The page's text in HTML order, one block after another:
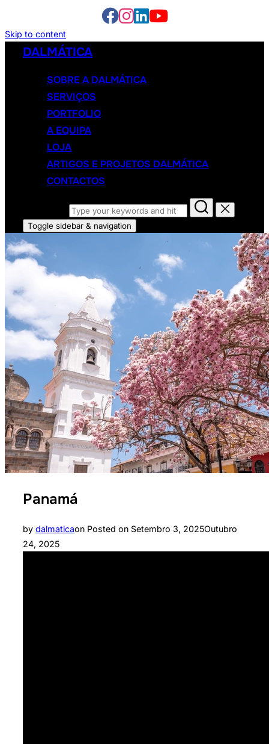
Skip to content
DALMÁTICA
SOBRE A DALMÁTICA
SERVIÇOS
PORTFOLIO
A EQUIPA
LOJA
ARTIGOS E PROJETOS DALMÁTICA
CONTACTOS
Toggle sidebar & navigation
Panamá
by dalmaticaon Posted on Setembro 3, 2025Outubro
24, 2025